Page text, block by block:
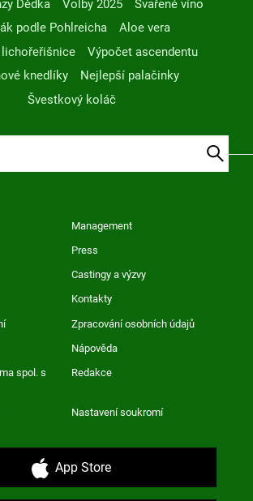
Dědka
Volby 2025
Svařené víno
podle Pohlreicha
Aloe vera
Výpočet ascendentu
knedlíky
Nejlepší palačinky
Švestkový koláč
Management
Press
Castingy a výzvy
Kontakty
Zpracování osobních údajů
Nápověda
spol. s
Redakce
Nastavení soukromí
App Store